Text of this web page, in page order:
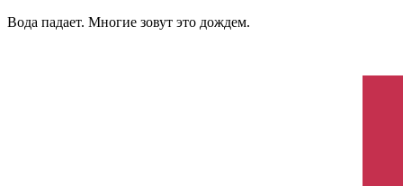
Вода падает. Многие зовут это дождем.